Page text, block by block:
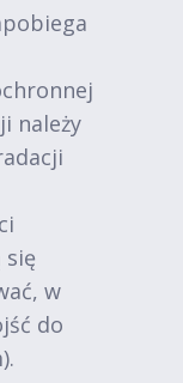
należy
się
w
do